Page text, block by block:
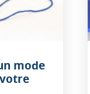
mode